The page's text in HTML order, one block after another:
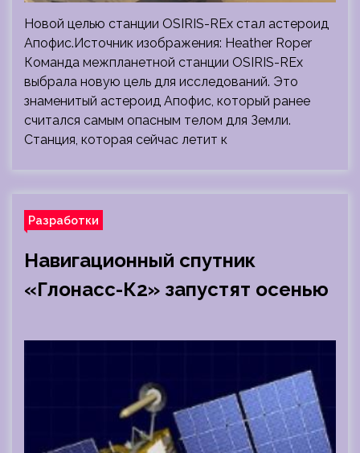
Новой целью станции OSIRIS-REx стал астероид
Апофис.Источник изображения: Heather Roper
Команда межпланетной станции OSIRIS-REx
выбрала новую цель для исследований. Это
знаменитый астероид Апофис, который ранее
считался самым опасным телом для Земли.
Станция, которая сейчас летит к
Разработки
Навигационный спутник
«Глонасс-К2» запустят осенью